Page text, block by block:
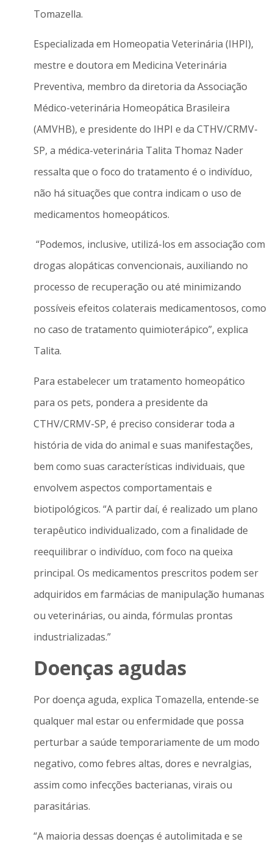
Tomazella.
Especializada em Homeopatia Veterinária (IHPI),
mestre e doutora em Medicina Veterinária
Preventiva, membro da diretoria da Associação
Médico-veterinária Homeopática Brasileira
(AMVHB), e presidente do IHPI e da CTHV/CRMV-
SP, a médica-veterinária Talita Thomaz Nader
ressalta que o foco do tratamento é o indivíduo,
não há situações que contra indicam o uso de
medicamentos homeopáticos.
“Podemos, inclusive, utilizá-los em associação com
drogas alopáticas convencionais, auxiliando no
processo de recuperação ou até minimizando
possíveis efeitos colaterais medicamentosos, como
no caso de tratamento quimioterápico”, explica
Talita.
Para estabelecer um tratamento homeopático
para os pets, pondera a presidente da
CTHV/CRMV-SP, é preciso considerar toda a
história de vida do animal e suas manifestações,
bem como suas características individuais, que
envolvem aspectos comportamentais e
biotipológicos. “A partir daí, é realizado um plano
terapêutico individualizado, com a finalidade de
reequilibrar o indivíduo, com foco na queixa
principal. Os medicamentos prescritos podem ser
adquiridos em farmácias de manipulação humanas
ou veterinárias, ou ainda, fórmulas prontas
industrializadas.”
Doenças agudas
Por doença aguda, explica Tomazella, entende-se
qualquer mal estar ou enfermidade que possa
perturbar a saúde temporariamente de um modo
negativo, como febres altas, dores e nevralgias,
assim como infecções bacterianas, virais ou
parasitárias.
“A maioria dessas doenças é autolimitada e se